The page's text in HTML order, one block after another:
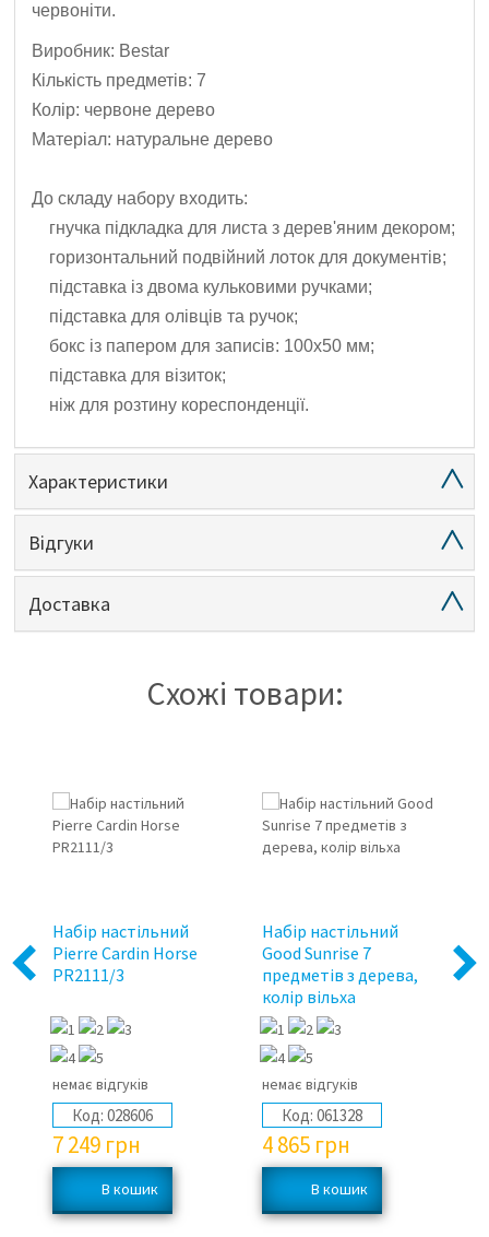
червоніти.
Виробник: Bestar
Кількість предметів: 7
Колір: червоне дерево
Матеріал: натуральне дерево
До складу набору входить:
гнучка підкладка для листа з дерев'яним декором;
горизонтальний подвійний лоток для документів;
підставка із двома кульковими ручками;
підставка для олівців та ручок;
бокс із папером для записів: 100х50 мм;
підставка для візиток;
ніж для розтину кореспонденції.
Характеристики
Відгуки
Доставка
Схожі товари:
Previous
Набір настільний
Pierre Cardin Horse
PR2111/3
немає відгуків
Код: 028606
7 249 грн
Набір настільний
Good Sunrise 7
предметів з дерева,
колір вільха
немає відгуків
Код: 061328
4 865 грн
Next